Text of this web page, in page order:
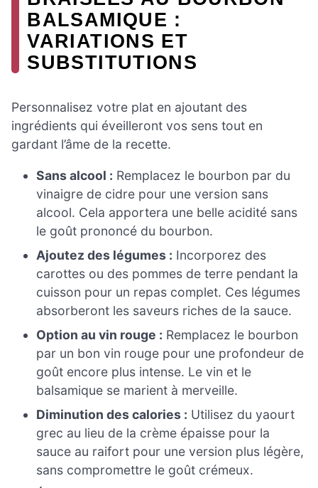
BALSAMIQUE :
VARIATIONS ET
SUBSTITUTIONS
Personnalisez votre plat en ajoutant des
ingrédients qui éveilleront vos sens tout en
gardant l’âme de la recette.
Sans alcool : Remplacez le bourbon par du
vinaigre de cidre pour une version sans
alcool. Cela apportera une belle acidité sans
le goût prononcé du bourbon.
Ajoutez des légumes : Incorporez des
carottes ou des pommes de terre pendant la
cuisson pour un repas complet. Ces légumes
absorberont les saveurs riches de la sauce.
Option au vin rouge : Remplacez le bourbon
par un bon vin rouge pour une profondeur de
goût encore plus intense. Le vin et le
balsamique se marient à merveille.
Diminution des calories : Utilisez du yaourt
grec au lieu de la crème épaisse pour la
sauce au raifort pour une version plus légère,
sans compromettre le goût crémeux.